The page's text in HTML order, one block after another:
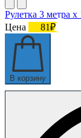
Рулетка 3 метра
Цена
81₽
В корзину